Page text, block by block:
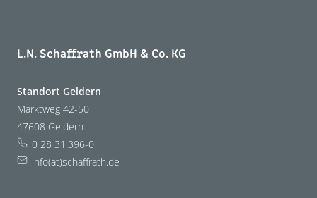
L.N. Schaffrath GmbH & Co. KG
Standort Geldern
Marktweg 42-50
47608 Geldern
0 28 31.396-0
info(at)schaffrath.de